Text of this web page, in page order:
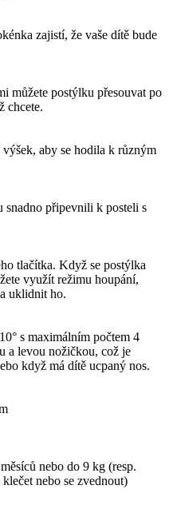
zajistí, že vaše dítě bude
můžete postýlku přesouvat po
chcete.
aby se hodila k různým
snadno připevnili k posteli s
tlačítka. Když se postýlka
využít režimu houpání,
uklidnit ho.
s maximálním počtem 4
a levou nožičkou, což je
když má dítě ucpaný nos.
nebo do 9 kg (resp.
nebo se zvednout)